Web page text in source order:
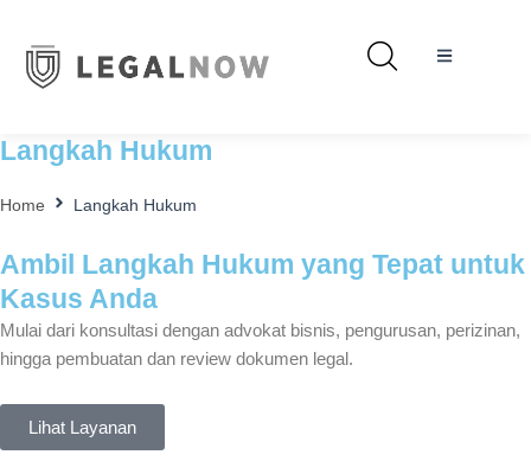
Langkah Hukum
Home Langkah Hukum
Ambil Langkah Hukum yang Tepat untuk
Kasus Anda
Mulai dari konsultasi dengan advokat bisnis, pengurusan, perizinan,
hingga pembuatan dan review dokumen legal.
Lihat Layanan